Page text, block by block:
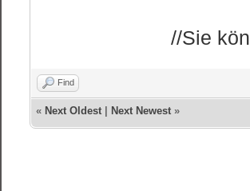
//Sie
Find
« Next Oldest| Next Newest»